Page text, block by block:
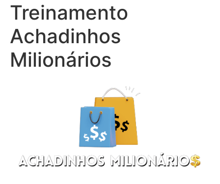
Treinamento
Achadinhos
Milionários